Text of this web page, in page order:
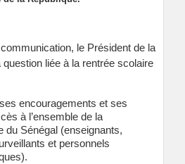
communication, le Président de la
liée à la rentrée scolaire
encouragements et ses
à l’ensemble de la
du Sénégal (enseignants,
et personnels